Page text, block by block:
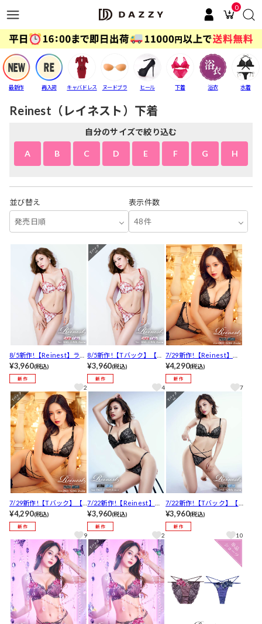
0
最新作 再入荷 キャバドレス ヌードブラ ヒール 下着 浴衣 水着
Reinest（レイネスト）下着
自分のサイズで絞り込む
A B C D E F G H
並び替え
発売日順
表示件数
48件
8/5新作!【Reinest】ラグ
ジュアリーペタルブラジ
ャー&バック透けフルバッ
クショーツ[推し]
¥3,960(税込)
2
8/5新作!【Tバック】【Re
inest】ラグジュアリーペ
タルブラジャー&バック透
けTバックショーツ[推し]
¥3,960(税込)
4
7/29新作!【Reinest】シ
ックレーシィコードリン
グブラジャー&バック透け
フルバックショーツ[推し]
¥4,290(税込)
7
7/29新作!【Tバック】【R
einest】シックレーシィ
コードリングブラジャー&
バック透けTバックショー
ツ[推し]
¥4,290(税込)
9
7/22新作!【Reinest】ノ
ーブルコードレースブラ
ジャー&バック透けフルバ
ックショーツ[推し]
¥3,960(税込)
2
7/22新作!【Tバック】【R
einest】ノーブルコード
レースブラジャー&バック
透けTバックショーツ[推
¥3,960(税込)
10